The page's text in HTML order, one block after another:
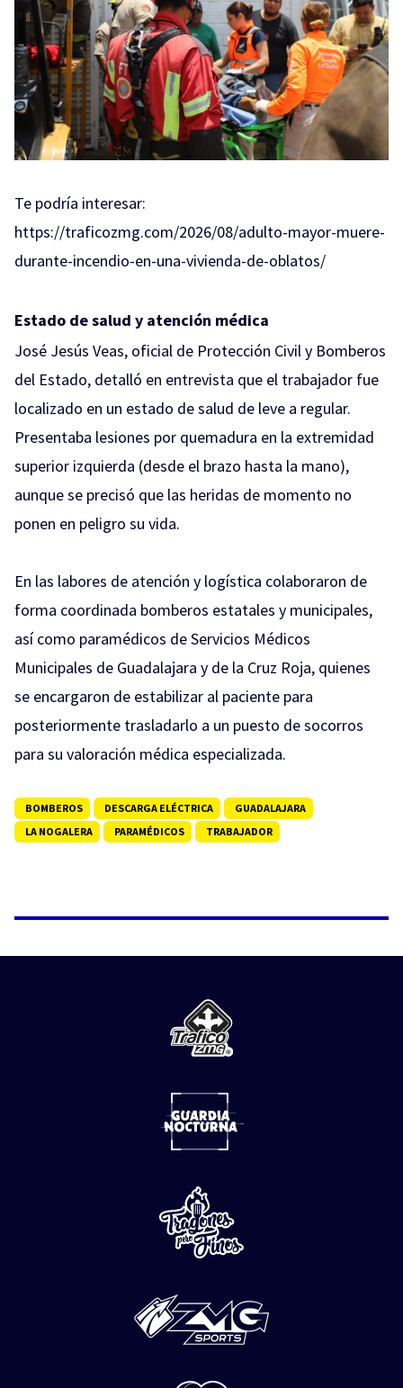
Te podría interesar:
https://traficozmg.com/2026/08/adulto-mayor-muere-
durante-incendio-en-una-vivienda-de-oblatos/
Estado de salud y atención médica
José Jesús Veas, oficial de Protección Civil y Bomberos
del Estado, detalló en entrevista que el trabajador fue
localizado en un estado de salud de leve a regular.
Presentaba lesiones por quemadura en la extremidad
superior izquierda (desde el brazo hasta la mano),
aunque se precisó que las heridas de momento no
ponen en peligro su vida.
En las labores de atención y logística colaboraron de
forma coordinada bomberos estatales y municipales,
así como paramédicos de Servicios Médicos
Municipales de Guadalajara y de la Cruz Roja, quienes
se encargaron de estabilizar al paciente para
posteriormente trasladarlo a un puesto de socorros
para su valoración médica especializada.
BOMBEROS DESCARGA ELÉCTRICA
GUADALAJARA
LA NOGALERA
PARAMÉDICOS TRABAJADOR